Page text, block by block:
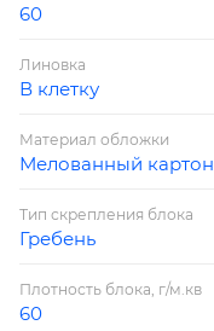
60
Линовка
В клетку
Материал обложки
Мелованный картон
Тип скрепления блока
Гребень
Плотность блока, г/м.кв
60